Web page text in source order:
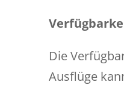
Die
Ausflüge